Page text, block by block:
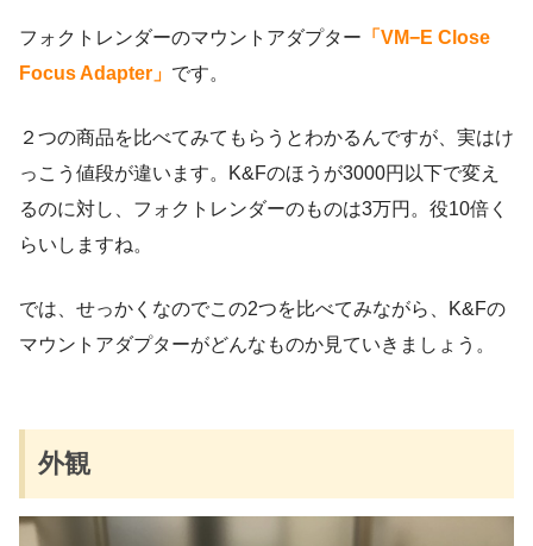
フォクトレンダーのマウントアダプター 「VM−E Close
Focus Adapter」 です。
２つの商品を比べてみてもらうとわかるんですが、実はけ
っこう値段が違います。K&Fのほうが3000円以下で変え
るのに対し、フォクトレンダーのものは3万円。役10倍く
らいしますね。
では、せっかくなのでこの2つを比べてみながら、K&Fの
マウントアダプターがどんなものか見ていきましょう。
外観